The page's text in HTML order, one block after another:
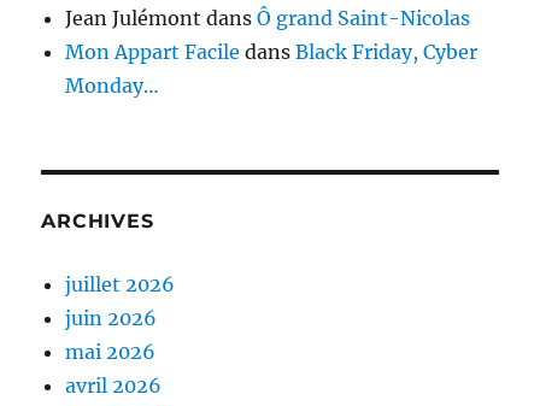
Jean Julémont dansÔ grand Saint-Nicolas
Mon Appart Facile dansBlack Friday, Cyber
Monday…
ARCHIVES
juillet 2026
juin 2026
mai 2026
avril 2026